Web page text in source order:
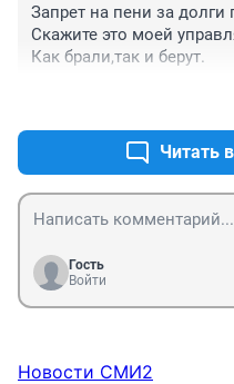
Запрет на пени за
Скажите это моей
Как брали,так и берут.
Читать
Гость
Войти
Новости СМИ2